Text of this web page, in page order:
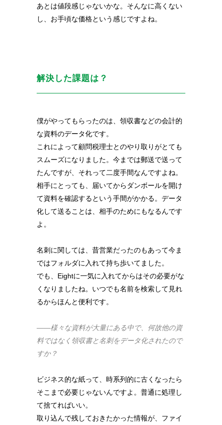
あとは値段感じゃないかな。そんなに高くない
し、お手頃な価格という感じですよね。
解決した課題は？
僕がやってもらったのは、領収書などの会計的
な資料のデータ化です。
これによって顧問税理士とのやり取りがとても
スムーズになりました。 今までは郵送で送って
たんですが、それって二度手間なんですよね。
相手にとっても、届いてからダンボールを開け
て資料を確認するという手間がかかる。データ
化して送ることは、相手のためにもなるんです
よ。
名刺に関しては、昔営業だったのもあって今ま
ではフォルダに入れて持ち歩いてました。
でも、Eightに一気に入れてからはその必要がな
くなりましたね。いつでも名前を検索して見れ
るからほんと便利です。
――様々な資料が大量にある中で、何故他の資
料ではなく領収書と名刺をデータ化されたので
すか？
ビジネス的な紙って、時系列的に古くなったら
そこまで必要じゃないんですよ。普通に処理し
て捨てればいい。
取り込んで残しておきたかった情報が、ファイ